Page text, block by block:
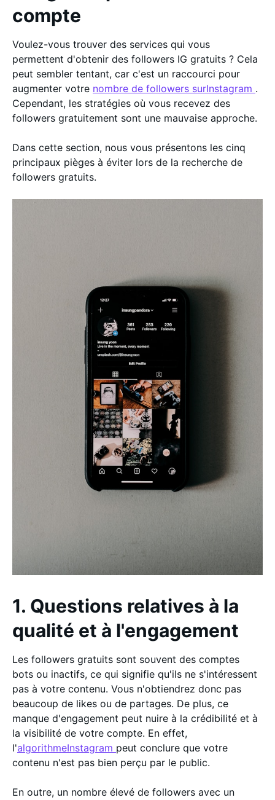
compte
Voulez-vous trouver des services qui vous
permettent d'obtenir des followers IG gratuits ? Cela
peut sembler tentant, car c'est un raccourci pour
augmenter votre nombre de followers surInstagram .
Cependant, les stratégies où vous recevez des
followers gratuitement sont une mauvaise approche.
Dans cette section, nous vous présentons les cinq
principaux pièges à éviter lors de la recherche de
followers gratuits.
1. Questions relatives à la
qualité et à l'engagement
Les followers gratuits sont souvent des comptes
bots ou inactifs, ce qui signifie qu'ils ne s'intéressent
pas à votre contenu. Vous n'obtiendrez donc pas
beaucoup de likes ou de partages. De plus, ce
manque d'engagement peut nuire à la crédibilité et à
la visibilité de votre compte. En effet,
l'algorithmeInstagram peut conclure que votre
contenu n'est pas bien perçu par le public.
En outre, un nombre élevé de followers avec un